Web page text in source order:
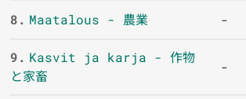
8. Maatalous - 農業 -
9. Kasvit ja karja - 作物
と家畜
-